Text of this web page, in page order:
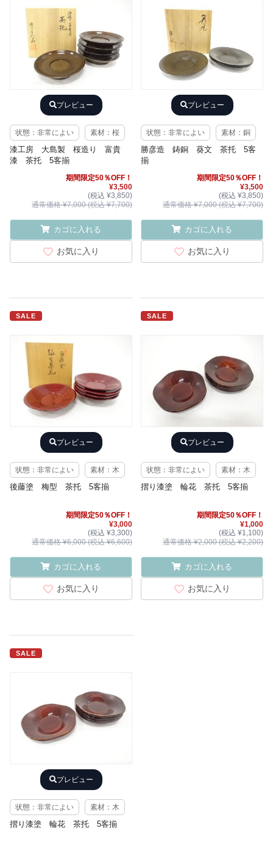
プレビュー
状態：非常によい 素材：桜
漆工房 大島製 桜造り 富貴
漆 茶托 5客揃
期間限定50％OFF！
¥3,500
(税込 ¥3,850)
通常価格 ¥7,000 (税込 ¥7,700)
カゴに入れる
お気に入り
プレビュー
状態：非常によい 素材：銅
勝彦造 鋳銅 葵文 茶托 5客
揃
期間限定50％OFF！
¥3,500
(税込 ¥3,850)
通常価格 ¥7,000 (税込 ¥7,700)
カゴに入れる
お気に入り
SALE
プレビュー
状態：非常によい 素材：木
後藤塗 梅型 茶托 5客揃
期間限定50％OFF！
¥3,000
(税込 ¥3,300)
通常価格 ¥6,000 (税込 ¥6,600)
カゴに入れる
お気に入り
SALE
プレビュー
状態：非常によい 素材：木
摺り漆塗 輪花 茶托 5客揃
期間限定50％OFF！
¥1,000
(税込 ¥1,100)
通常価格 ¥2,000 (税込 ¥2,200)
カゴに入れる
お気に入り
SALE
プレビュー
状態：非常によい 素材：木
摺り漆塗 輪花 茶托 5客揃